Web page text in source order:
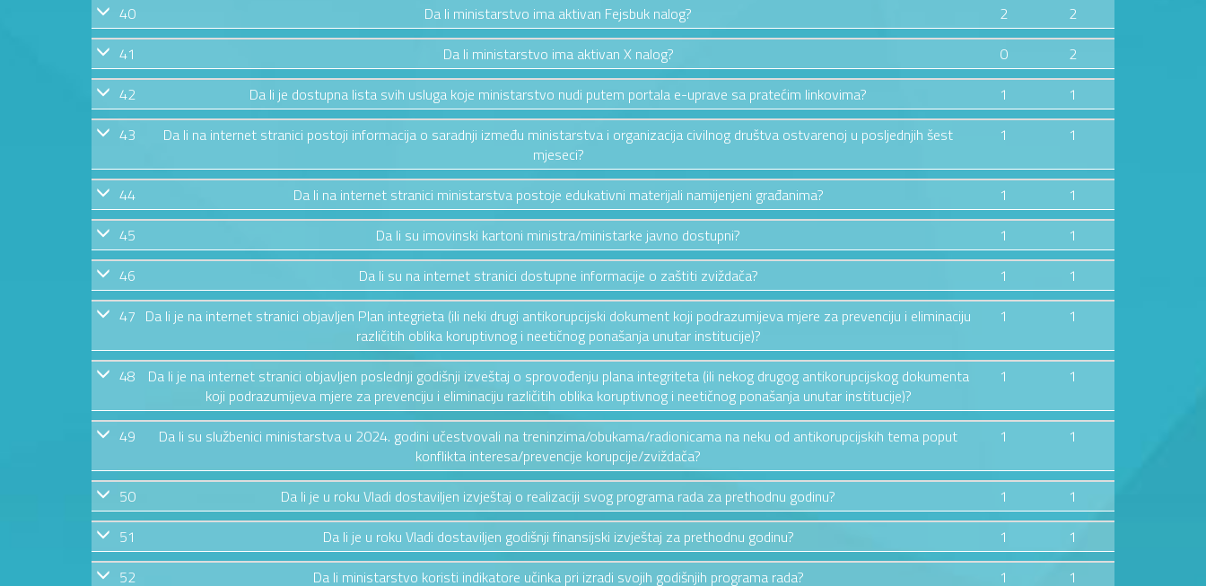
40
Da li ministarstvo ima aktivan Fejsbuk nalog? 2
2
41
Da li ministarstvo ima aktivan X nalog? 0
2
42
Da li je dostupna lista svih usluga koje ministarstvo nudi putem portala e-uprave sa pratećim linkovima? 1
1
43
Da li na internet stranici postoji informacija o saradnji između ministarstva i organizacija civilnog društva ostvarenoj u posljednjih šest
mjeseci?
1 1
44 Da li na internet stranici ministarstva postoje edukativni materijali namijenjeni građanima? 1
1
45
Da li su imovinski kartoni ministra/ministarke javno dostupni? 1
1
46
Da li su na internet stranici dostupne informacije o zaštiti zviždača? 1
1
47 Da li je na internet stranici objavljen Plan integrieta (ili neki drugi antikorupcijski dokument koji podrazumijeva mjere za prevenciju i eliminaciju
različitih oblika koruptivnog i neetičnog ponašanja unutar institucije)?
1 1
48
Da li je na internet stranici objavljen poslednji godišnji izveštaj o sprovođenju plana integriteta (ili nekog drugog antikorupcijskog dokumenta
koji podrazumijeva mjere za prevenciju i eliminaciju različitih oblika koruptivnog i neetičnog ponašanja unutar institucije)?
1 1
49
Da li su službenici ministarstva u 2024. godini učestvovali na treninzima/obukama/radionicama na neku od antikorupcijskih tema poput
konflikta interesa/prevencije korupcije/zviždača?
1 1
50 Da li je u roku Vladi dostaviljen izvještaj o realizaciji svog programa rada za prethodnu godinu? 1
1
51
Da li je u roku Vladi dostaviljen godišnji finansijski izvještaj za prethodnu godinu? 1
1
52
Da li ministarstvo koristi indikatore učinka pri izradi svojih godišnjih programa rada? 1 1